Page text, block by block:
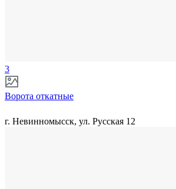
3
Ворота откатные
г. Невинномысск, ул. Русская 12